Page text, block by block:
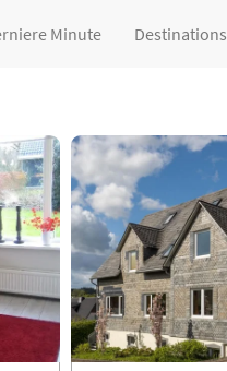
Minute Destinations